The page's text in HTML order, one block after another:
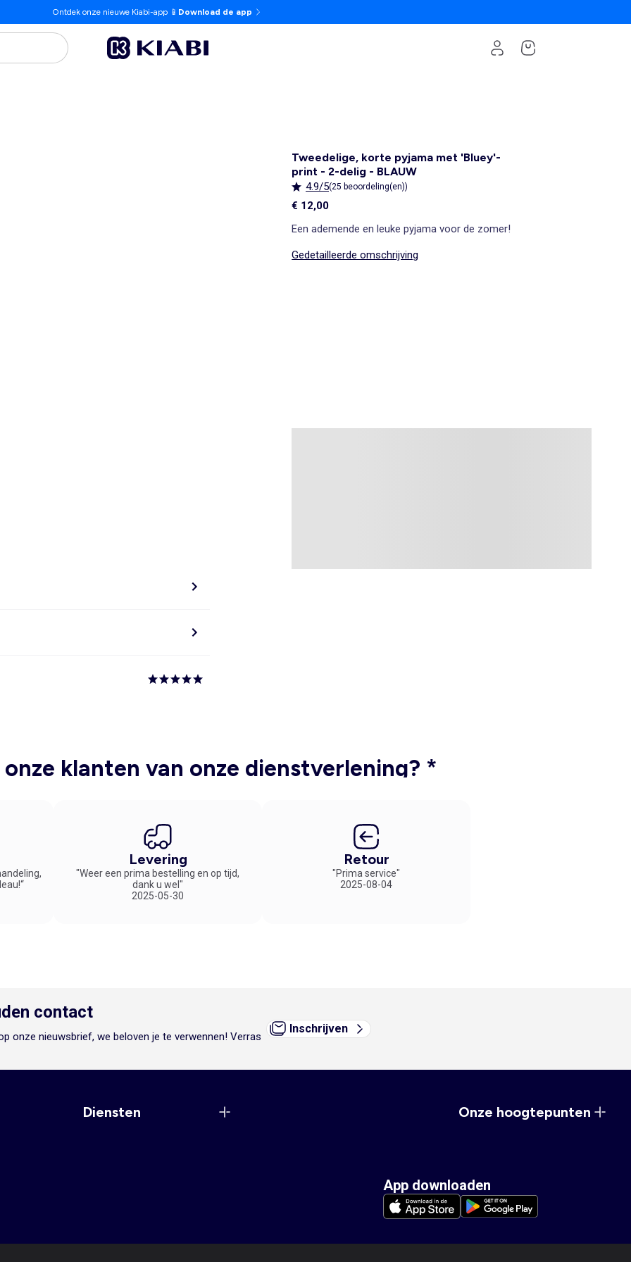
Ontdek onze nieuwe Kiabi-app 📱 Download de app
Tweedelige, korte pyjama met 'Bluey'-
print - 2-delig - BLAUW
4.9/5(25 beoordeling(en))
€ 12,00
Een ademende en leuke pyjama voor de zomer!
Gedetailleerde omschrijving
klanten van onze dienstverlening? *
Levering
"Weer een prima bestelling en op tijd,
dank u wel"
2025-05-30
Retour
"Prima service"
2025-08-04
contact
onze nieuwsbrief, we beloven je te verwennen! Verras
Inschrijven
Diensten Onze hoogtepunten
App downloaden